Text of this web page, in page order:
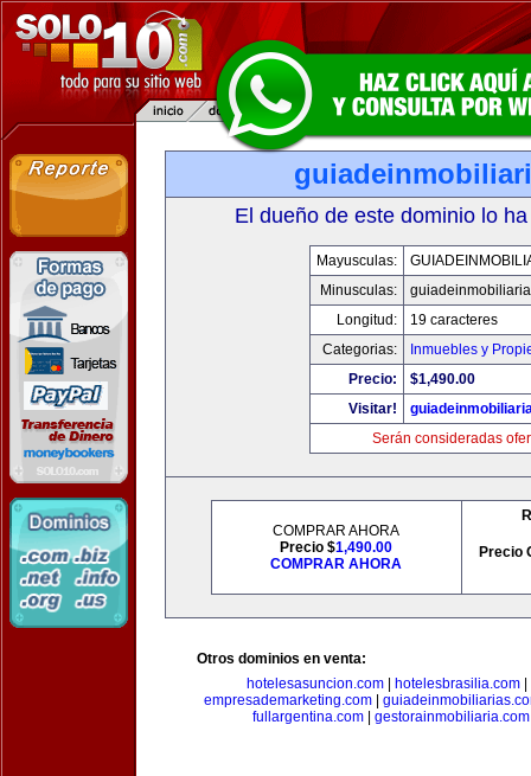
El dueño de este dominio lo
Mayusculas:
Minusculas:
Longitud:
19 caracteres
Categorias:
Inmuebles y
Precio:
$1,490.00
Visitar!
Serán consideradas
COMPRAR AHORA
Precio $1,490.00
COMPRAR AHORA
Precio
Otros dominios en venta:
hotelesasuncion.com| hotelesbrasilia.com|
empresademarketing.com|
fullargentina.com
gestorainmobiliaria.com